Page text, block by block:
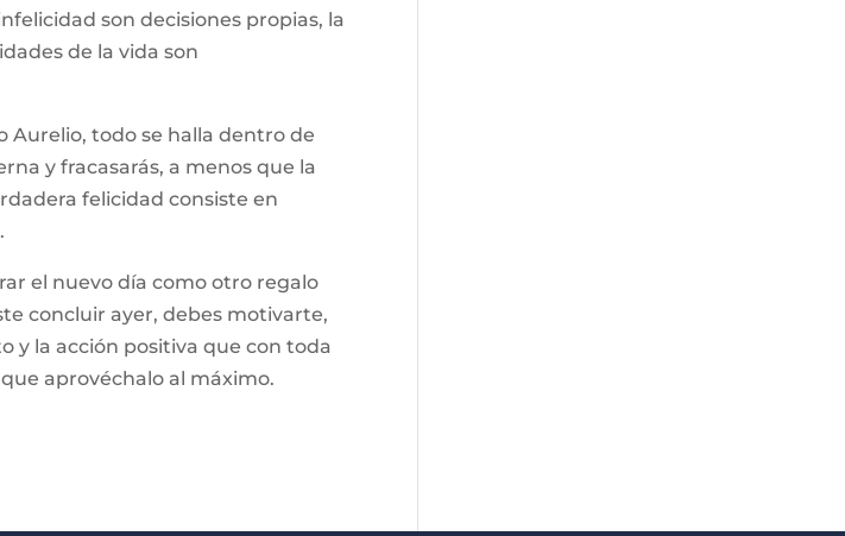
son decisiones propias, la
de la vida son
Aurelio, todo se halla dentro de
y fracasarás, a menos que la
felicidad consiste en
el nuevo día como otro regalo
concluir ayer, debes motivarte,
y la acción positiva que con toda
aprovéchalo al máximo.